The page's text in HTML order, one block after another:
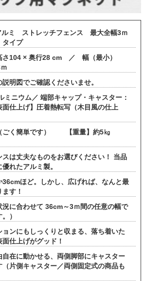
ミ ストレッチフェンス 最大全幅3ｍ
タイプ
さ104 × 奥行28 cm ／ 幅（最小）
明図でご確認くださいませ。
ミニウム／ 端部キャップ・キャスター：
仕上げ】圧着熱転写（木目風の仕上
（ごく簡単です） 【重量】約5㎏
は丈夫なものをお選びください！ 当品
れたアルミ製。
36cmほど。しかし、広げれば、なんと最
す！
況に合わせて 36cm～3ｍ間の任意の幅で
）
ョンにもしっくりと収まる、落ち着いた
仕上げがグッド！
在に動かせる、両側脚部にキャスター
片側キャスター／両側固定式の商品も